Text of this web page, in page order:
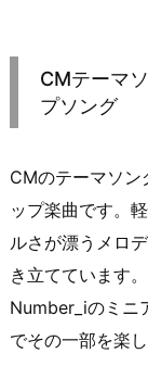
CMテーマ
プソング
CMのテーマソ
ップ楽曲です。
ルさが漂うメロ
き立てています
Number_iのミニ
でその一部を楽し